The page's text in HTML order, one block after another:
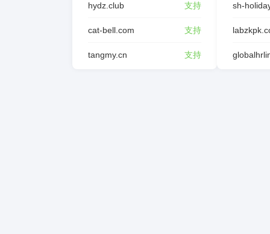
hydz.club 支持
cat-bell.com 支持
tangmy.cn 支持
sh-